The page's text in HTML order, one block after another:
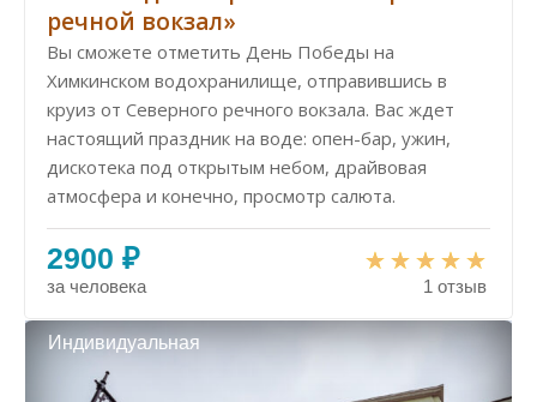
речной вокзал»
Вы сможете отметить День Победы на
Химкинском водохранилище, отправившись в
круиз от Северного речного вокзала. Вас ждет
настоящий праздник на воде: опен-бар, ужин,
дискотека под открытым небом, драйвовая
атмосфера и конечно, просмотр салюта.
2900 ₽
за человека 1 отзыв
Индивидуальная